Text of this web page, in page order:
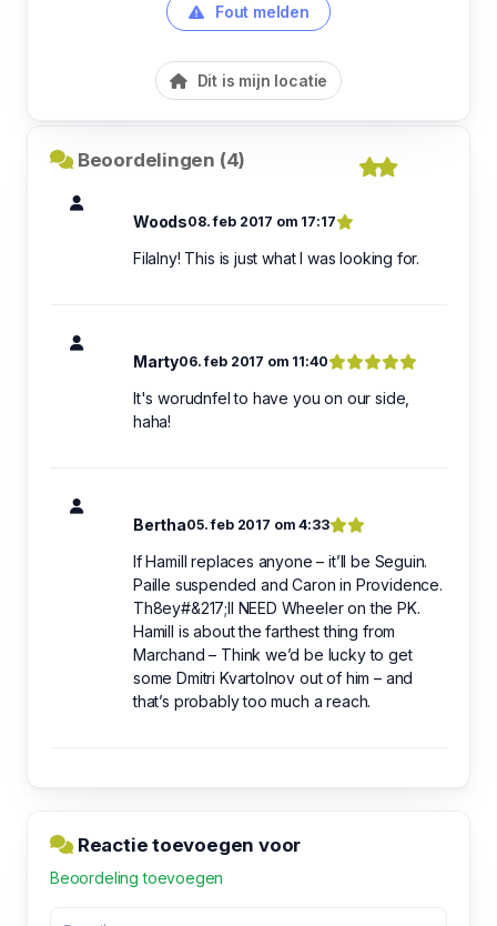
Fout melden
Dit is mijn locatie
Beoordelingen (4)
Woods08. feb 2017 om 17:17
Filalny! This is just what I was looking for.
Marty06. feb 2017 om 11:40
It's worudnfel to have you on our side,
haha!
Bertha05. feb 2017 om 4:33
If Hamill replaces anyone – it’ll be Seguin.
Paille suspended and Caron in Providence.
Th8ey#&217;ll NEED Wheeler on the PK.
Hamill is about the farthest thing from
Marchand – Think we’d be lucky to get
some Dmitri Kvartolnov out of him – and
that’s probably too much a reach.
Reactie toevoegen voor
Beoordeling toevoegen